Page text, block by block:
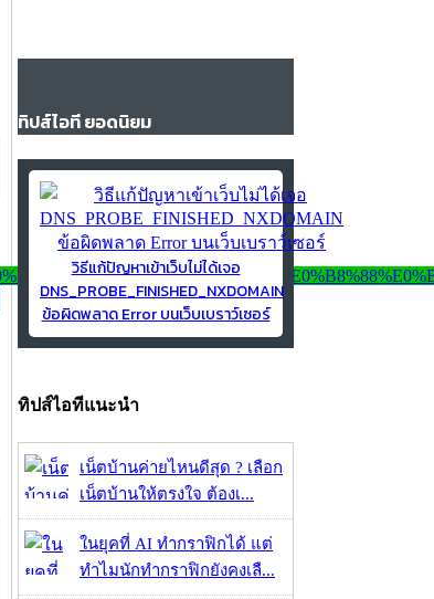
ทิปส์ไอที ยอดนิยม
วิธีแก้ปัญหาเข้าเว็บไม่ได้เจอ
DNS_PROBE_FINISHED_NXDOMAIN
ข้อผิดพลาด Error บนเว็บเบราว์เซอร์
ทิปส์ไอทีแนะนำ
เน็ตบ้านค่ายไหนดีสุด ? เลือก
เน็ตบ้านให้ตรงใจ ต้องเ...
ในยุคที่ AI ทำกราฟิกได้ แต่
ทำไมนักทำกราฟิกยังคงเลื...